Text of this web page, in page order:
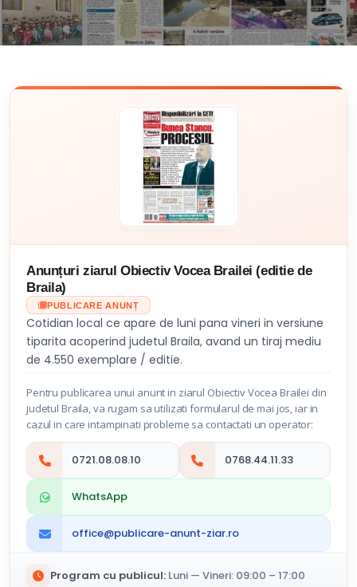
Anunțuri ziarul Obiectiv Vocea Brailei (editie de
Braila)
PUBLICARE ANUNȚ
Cotidian local ce apare de luni pana vineri in versiune
tiparita acoperind judetul Braila, avand un tiraj mediu
de 4.550 exemplare / editie.
Pentru publicarea unui anunt in ziarul Obiectiv Vocea Brailei din
judetul Braila, va rugam sa utilizati formularul de mai jos, iar in
cazul in care intampinati probleme sa contactati un operator:
0721.08.08.10 0768.44.11.33
WhatsApp
office@publicare-anunt-ziar.ro
Program cu publicul: Luni — Vineri: 09:00 – 17:00